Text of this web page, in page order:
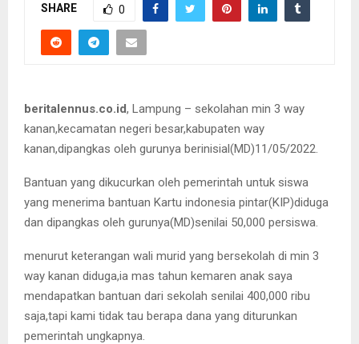
SHARE 0
beritalennus.co.id, Lampung – sekolahan min 3 way
kanan,kecamatan negeri besar,kabupaten way
kanan,dipangkas oleh gurunya berinisial(MD)11/05/2022.
Bantuan yang dikucurkan oleh pemerintah untuk siswa
yang menerima bantuan Kartu indonesia pintar(KIP)diduga
dan dipangkas oleh gurunya(MD)senilai 50,000 persiswa.
menurut keterangan wali murid yang bersekolah di min 3
way kanan diduga,ia mas tahun kemaren anak saya
mendapatkan bantuan dari sekolah senilai 400,000 ribu
saja,tapi kami tidak tau berapa dana yang diturunkan
pemerintah ungkapnya.